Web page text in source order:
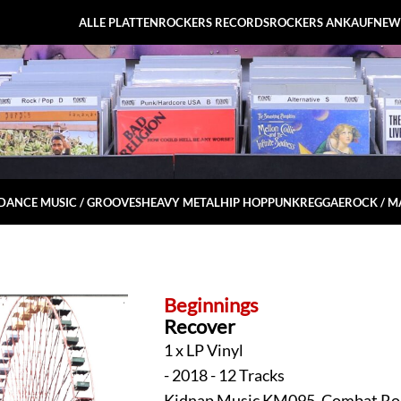
ALLE PLATTENROCKERS RECORDSROCKERS ANKAUF
MUSIC / GROOVESHEAVY METALHIP HOPPUNKREGGAEROCK /
Beginnings
Recover
1 x LP Vinyl
- 2018 - 12 Tracks